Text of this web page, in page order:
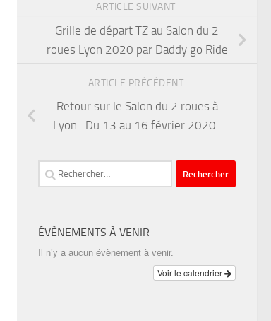
ARTICLE SUIVANT
Grille de départ TZ au Salon du 2
roues Lyon 2020 par Daddy go Ride
ARTICLE PRÉCÉDENT
Retour sur le Salon du 2 roues à
Lyon . Du 13 au 16 février 2020 .
Rechercher :
ÉVÈNEMENTS À VENIR
Il n’y a aucun évènement à venir.
Voir le calendrier